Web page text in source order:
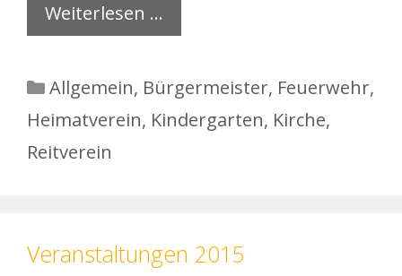
Weiterlesen …
Kategorien
Allgemein, Bürgermeister, Feuerwehr,
Heimatverein, Kindergarten, Kirche,
Reitverein
Veranstaltungen 2015